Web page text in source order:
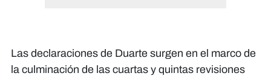
Las declaraciones de Duarte surgen en el marco de
la culminación de las cuartas y quintas revisiones